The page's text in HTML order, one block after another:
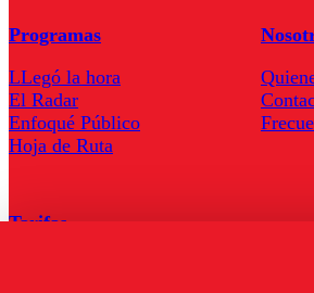
Programas
LLegó la hora
El Radar
Enfoqué Público
Hoja de Ruta
Tarifas